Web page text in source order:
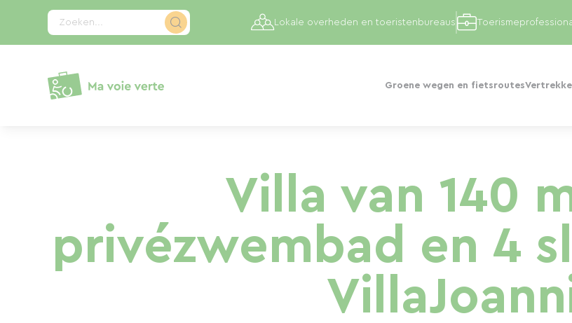
Zoeken...
Groene wegen en fietsroutes
Lokale overheden en toeristenbureaus
Villa van 140
privézwembad en 4
Cookies beheer paneel